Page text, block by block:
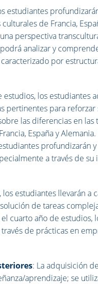
estudiantes
de Francia,
perspectiva
analizar y
por
estudios, los estudiantes
pertinentes para reforzar
las diferencias en las
España y
profundizarán
a través de su
estudiantes llevarán a
de tareas
cuarto año de estudios,
de prácticas en
: La adquisición
aprendizaje; se